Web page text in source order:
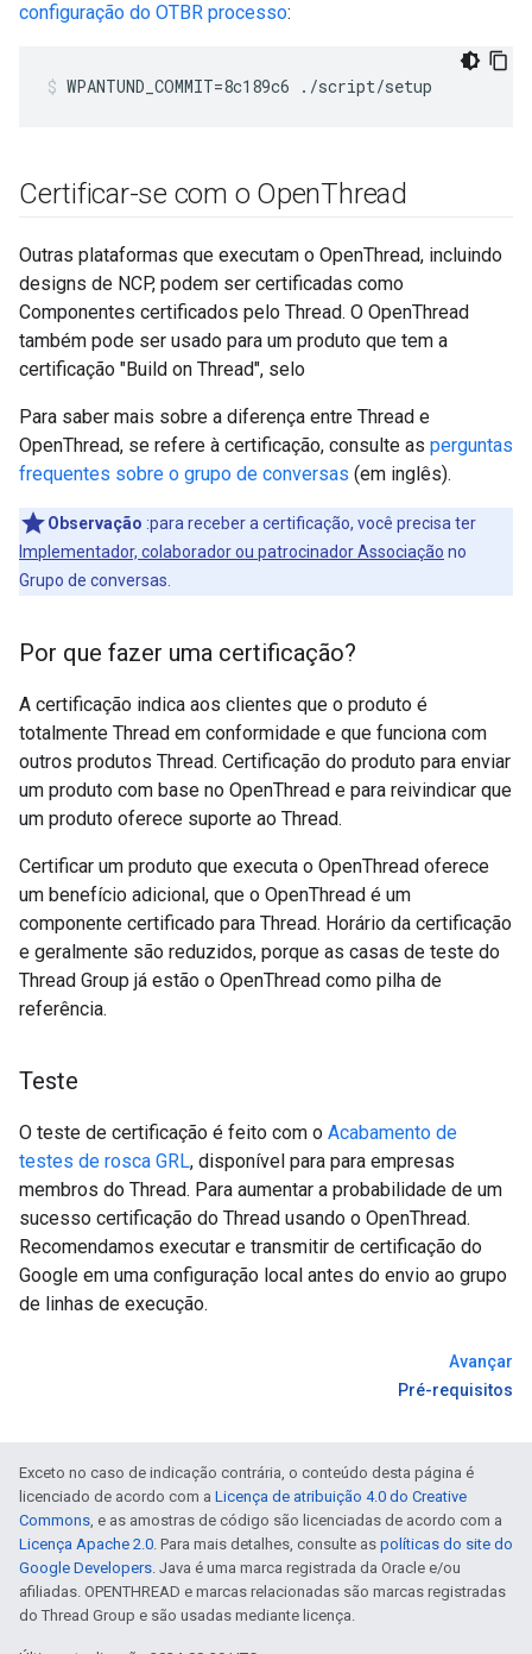
configuração do OTBR processo:
WPANTUND_COMMIT=8c189c6 ./script/setup
Certificar-se com o OpenThread
Outras plataformas que executam o OpenThread, incluindo
designs de NCP, podem ser certificadas como
Componentes certificados pelo Thread. O OpenThread
também pode ser usado para um produto que tem a
certificação "Build on Thread", selo
Para saber mais sobre a diferença entre Thread e
OpenThread, se refere à certificação, consulte as perguntas
frequentes sobre o grupo de conversas (em inglês).
Observação :para receber a certificação, você precisa ter
Implementador, colaborador ou patrocinador Associação no
Grupo de conversas.
Por que fazer uma certificação?
A certificação indica aos clientes que o produto é
totalmente Thread em conformidade e que funciona com
outros produtos Thread. Certificação do produto para enviar
um produto com base no OpenThread e para reivindicar que
um produto oferece suporte ao Thread.
Certificar um produto que executa o OpenThread oferece
um benefício adicional, que o OpenThread é um
componente certificado para Thread. Horário da certificação
e geralmente são reduzidos, porque as casas de teste do
Thread Group já estão o OpenThread como pilha de
referência.
Teste
O teste de certificação é feito com o Acabamento de
testes de rosca GRL, disponível para para empresas
membros do Thread. Para aumentar a probabilidade de um
sucesso certificação do Thread usando o OpenThread.
Recomendamos executar e transmitir de certificação do
Google em uma configuração local antes do envio ao grupo
de linhas de execução.
Avançar
Pré-requisitos
Exceto no caso de indicação contrária, o conteúdo desta página é
licenciado de acordo com a Licença de atribuição 4.0 do Creative
Commons, e as amostras de código são licenciadas de acordo com a
Licença Apache 2.0. Para mais detalhes, consulte as políticas do site do
Google Developers. Java é uma marca registrada da Oracle e/ou
afiliadas. OPENTHREAD e marcas relacionadas são marcas registradas
do Thread Group e são usadas mediante licença.